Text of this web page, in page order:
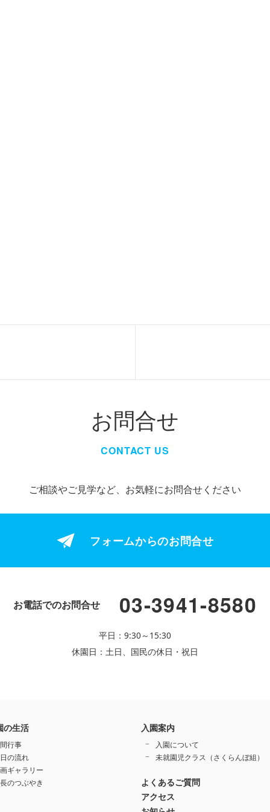
お問合せ
CONTACT US
ご相談やご見学など、お気軽にお問合せください
フォームからのお問合せ
お電話でのお問合せ 03-3941-8580
平日：9:30～15:30
休園日：土日、国民の休日・祝日
の生活
行事
の流れ
ギャラリー
のつぶやき
入園案内
入園について
未就園児クラス（さくらんぼ組）
よくあるご質問
アクセス